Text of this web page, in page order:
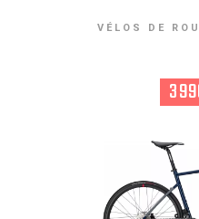
VÉLOS DE
3